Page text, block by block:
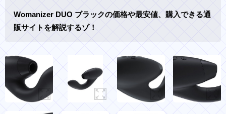
Womanizer DUO ブラックの価格や最安値、購入できる通
販サイトを解説するゾ！